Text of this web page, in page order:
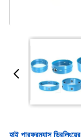
হাই পারফরম্যান্স